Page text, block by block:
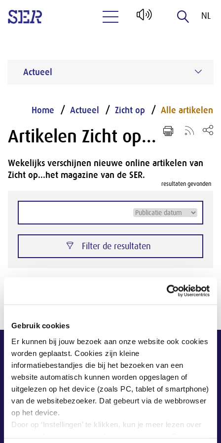
Gebruik cookies
Er kunnen bij jouw bezoek aan onze website ook cookies
worden geplaatst. Cookies zijn kleine
informatiebestandjes die bij het bezoeken van een
website automatisch kunnen worden opgeslagen of
uitgelezen op het device (zoals PC, tablet of smartphone)
van de websitebezoeker. Dat gebeurt via de webbrowser
op het device.
Door op ‘Instellingen’ te klikken, kun je meer lezen over
NL
Actueel
Home Actueel Zicht op Alle artikelen
Artikelen Zicht op...
Wekelijks verschijnen nieuwe online artikelen van
Zicht op...het magazine van de SER.
resultaten gevonden
Filter de resultaten